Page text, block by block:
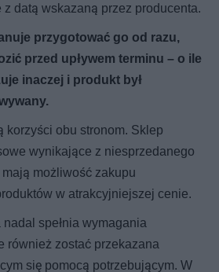
datą wskazaną przez producenta.
przygotować go od razu,
przed upływem terminu – o ile
inaczej i produkt był
korzyści obu stronom. Sklep
wynikające z niesprzedanego
możliwość zakupu
w atrakcyjniejszej cenie.
spełnia wymagania
również zostać przekazana
się pomocą potrzebującym. W